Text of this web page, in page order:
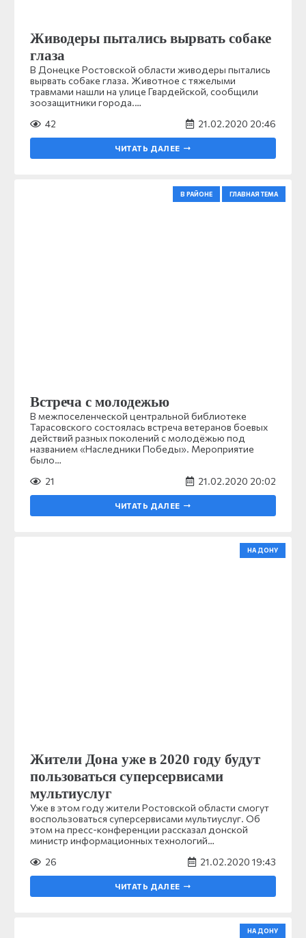
Живодеры пытались вырвать собаке
глаза
В Донецке Ростовской области живодеры пытались
вырвать собаке глаза. Животное с тяжелыми
травмами нашли на улице Гвардейской, сообщили
зоозащитники города.…
42
21.02.2020 20:46
ЧИТАТЬ ДАЛЕЕ
В РАЙОНЕ ГЛАВНАЯ ТЕМА
Встреча с молодежью
В межпоселенческой центральной библиотеке
Тарасовского состоялась встреча ветеранов боевых
действий разных поколений с молодёжью под
названием «Наследники Победы». Мероприятие
было…
21
21.02.2020 20:02
ЧИТАТЬ ДАЛЕЕ
НА ДОНУ
Жители Дона уже в 2020 году будут
пользоваться суперсервисами
мультиуслуг
Уже в этом году жители Ростовской области смогут
воспользоваться суперсервисами мультиуслуг. Об
этом на пресс-конференции рассказал донской
министр информационных технологий…
26
21.02.2020 19:43
ЧИТАТЬ ДАЛЕЕ
НА ДОНУ